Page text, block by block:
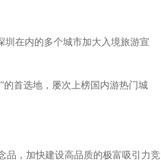
在内的多个城市加大入境旅游宣
首选地，屡次上榜国内游热门城
，加快建设高品质的极富吸引力竞